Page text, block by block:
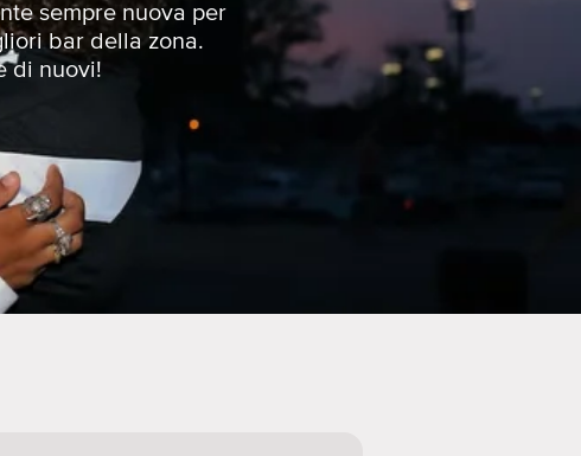
sempre nuova per
bar della zona.
di nuovi!